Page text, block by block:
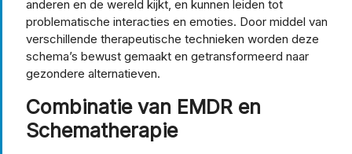
anderen en de wereld kijkt, en kunnen leiden tot
problematische interacties en emoties. Door middel van
verschillende therapeutische technieken worden deze
schema’s bewust gemaakt en getransformeerd naar
gezondere alternatieven.
Combinatie van EMDR en
Schematherapie